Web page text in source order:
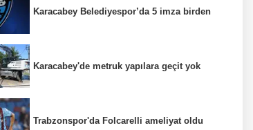
Karacabey Belediyespor’da 5 imza birden
Karacabey'de metruk yapılara geçit yok
Trabzonspor'da Folcarelli ameliyat oldu